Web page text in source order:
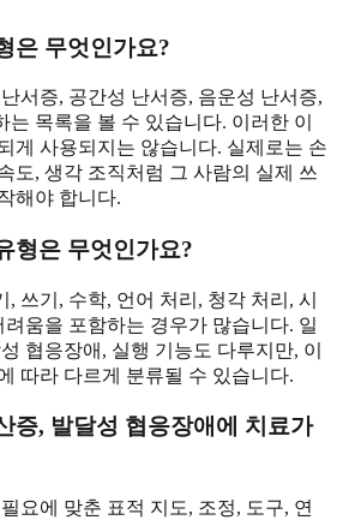
은 무엇인가요?
서증, 공간성 난서증, 음운성 난서증,
목록을 볼 수 있습니다. 이러한 이
게 사용되지는 않습니다. 실제로는 손
도, 생각 조직처럼 그 사람의 실제 쓰
해야 합니다.
형은 무엇인가요?
쓰기, 수학, 언어 처리, 청각 처리, 시
움을 포함하는 경우가 많습니다. 일
협응장애, 실행 기능도 다루지만, 이
따라 다르게 분류될 수 있습니다.
증, 발달성 협응장애에 치료가
요에 맞춘 표적 지도, 조정, 도구, 연